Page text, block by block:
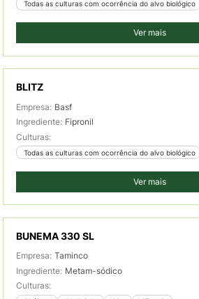
Todas as culturas com ocorrência do alvo biológico
Ver mais
BLITZ
Empresa: Basf
Ingrediente: Fipronil
Culturas:
Todas as culturas com ocorrência do alvo biológico
Ver mais
BUNEMA 330 SL
Empresa: Taminco
Ingrediente: Metam-sódico
Culturas: